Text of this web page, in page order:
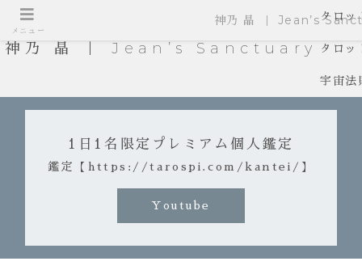
神乃 晶 ｜ Jean’s Sanctuary
タロッ
タロッ
宇宙法
1日1名限定プレミアム個人鑑定
鑑定【https://tarospi.com/kantei/】
Youtube
メニュー
神乃 晶 ｜ Jean’s